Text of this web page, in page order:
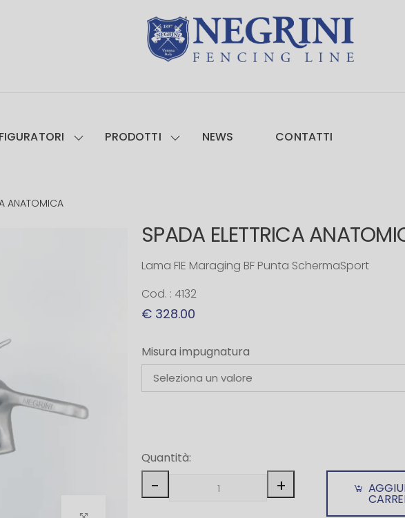
PRODOTTI NEWS CONTATTI
ANATOMICA
SPADA ELETTRICA
Lama FIE Maraging BF Punta SchermaSport
Cod. : 4132
€ 328.00
Misura impugnatura
Quantità:
- +